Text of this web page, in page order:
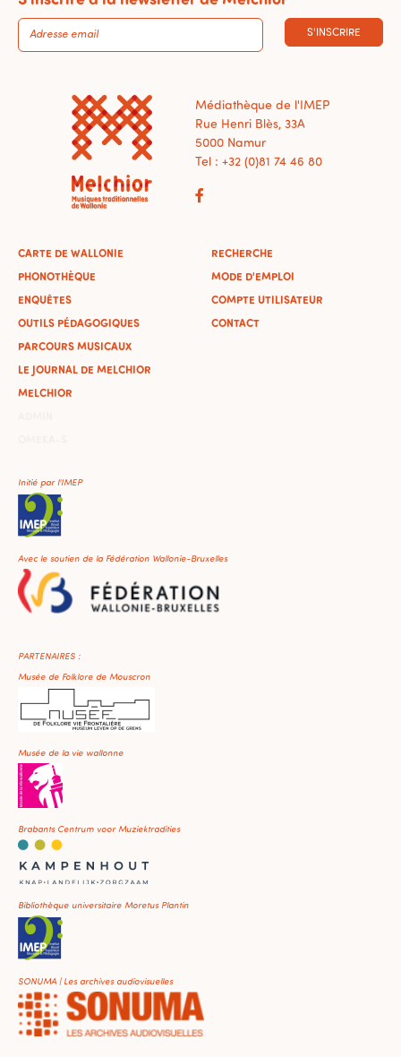
S'INSCRIRE
Médiathèque de l'IMEP
Rue Henri Blès, 33A
5000 Namur
Tel : +32 (0)81 74 46 80
CARTE DE WALLONIE
PHONOTHÈQUE
ENQUÊTES
OUTILS PÉDAGOGIQUES
PARCOURS MUSICAUX
LE JOURNAL DE MELCHIOR
MELCHIOR
RECHERCHE
MODE D'EMPLOI
COMPTE UTILISATEUR
CONTACT
Initié par l'IMEP
Avec le soutien de la Fédération Wallonie-Bruxelles
PARTENAIRES :
Musée de Folklore de Mouscron
Musée de la vie wallonne
Brabants Centrum voor Muziektradities
Bibliothèque universitaire Moretus Plantin
SONUMA | Les archives audiovisuelles